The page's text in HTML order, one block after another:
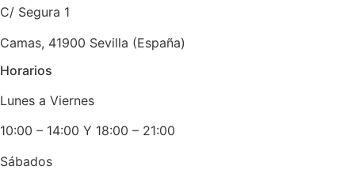
C/ Segura 1
Camas, 41900 Sevilla (España)
Horarios
Lunes a Viernes
10:00 – 14:00 Y 18:00 – 21:00
Sábados